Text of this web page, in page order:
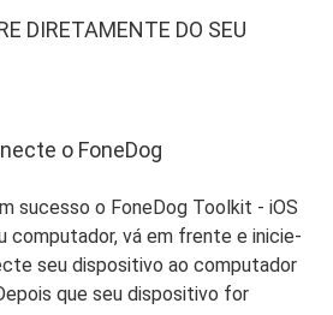
DIRETAMENTE DO SEU
o FoneDog
sucesso o FoneDog Toolkit - iOS
computador, vá em frente e inicie-
seu dispositivo ao computador
que seu dispositivo for